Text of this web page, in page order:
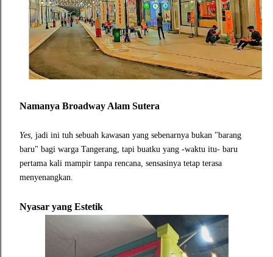
Namanya Broadway Alam Sutera
Yes, jadi ini tuh sebuah kawasan yang sebenarnya bukan "barang
baru" bagi warga Tangerang, tapi buatku yang -waktu itu- baru
pertama kali mampir tanpa rencana, sensasinya tetap terasa
menyenangkan.
Nyasar yang Estetik